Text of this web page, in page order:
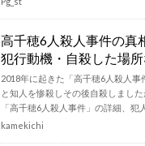
高千穂6人殺人事件の真
犯行動機・自殺した場
2018年に起きた「高千穂6人殺人
と知人を惨殺しその後自殺しまし
「高千穂6人殺人事件」の詳細、犯
kamekichi